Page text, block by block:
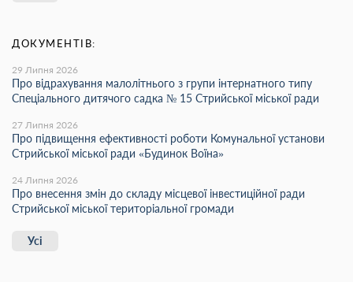
ДОКУМЕНТІВ:
29 Липня 2026
Про відрахування малолітнього з групи інтернатного типу
Спеціального дитячого садка № 15 Стрийської міської ради
27 Липня 2026
Про підвищення ефективності роботи Комунальної установи
Стрийської міської ради «Будинок Воїна»
24 Липня 2026
Про внесення змін до складу місцевої інвестиційної ради
Стрийської міської територіальної громади
Усі